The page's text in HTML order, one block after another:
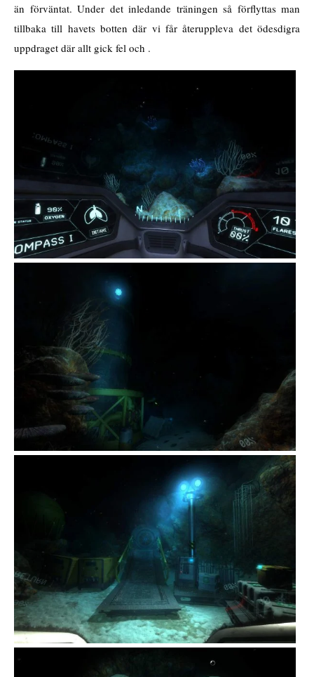
än förväntat. Under det inledande träningen så förflyttas man
tillbaka till havets botten där vi får återuppleva det ödesdigra
uppdraget där allt gick fel och .